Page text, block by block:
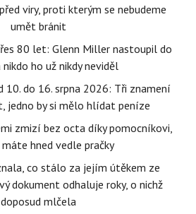
viry, proti kterým se nebudeme
umět bránit
80 let: Glenn Miller nastoupil do
ho už nikdy neviděl
10. do 16. srpna 2026: Tři znamení
jedno by si mělo hlídat peníze
zmizí bez octa díky pomocníkovi,
hned vedle pračky
co stálo za jejím útěkem ze
dokument odhaluje roky, o nichž
doposud mlčela